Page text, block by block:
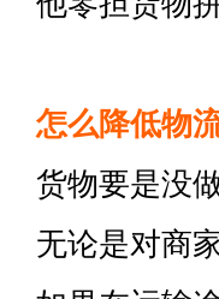
怎么降低物
货物要是没
无论是对商